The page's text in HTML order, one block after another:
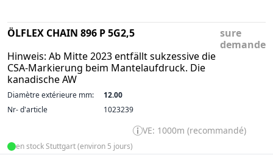
ÖLFLEX CHAIN 896 P 5G2,5
Hinweis: Ab Mitte 2023 entfällt sukzessive die
CSA-Markierung beim Mantelaufdruck. Die
kanadische AW
sure
demande
Diamètre extérieure mm:
12.00
Nr- d'article
1023239
VE: 1000m (recommandé)
en stock Stuttgart (environ 5 jours)